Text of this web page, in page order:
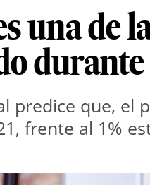
una de
predice que, el
frente al 1%